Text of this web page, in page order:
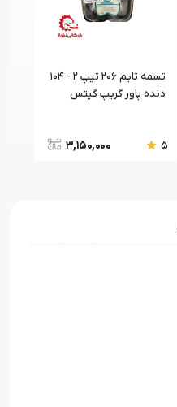
تسمه تایم 206 تیپ ۲ - 104
دنده پاور گریپ گیتس
5
3,150,000